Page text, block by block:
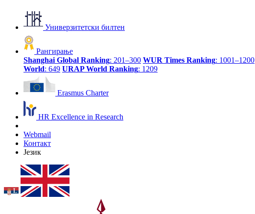
Универзитетски билтен
Рангирање
Shanghai Global Ranking: 201–300 WUR Times Ranking: 1001–1200
World: 649 URAP World Ranking: 1209
Erasmus Charter
HR Excellence in Research
Webmail
Контакт
Језик